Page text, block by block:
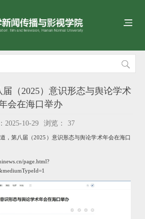
（2025）意识形态与舆论学术
会在海口举办
2025-10-29 浏览： 37
， 第八届（2025）意识形态与舆论学术年会在海口
page.html?